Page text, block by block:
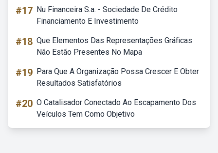
#17 Nu Financeira S.a. - Sociedade De Crédito
Financiamento E Investimento
#18 Que Elementos Das Representações Gráficas
Não Estão Presentes No Mapa
#19 Para Que A Organização Possa Crescer E Obter
Resultados Satisfatórios
#20 O Catalisador Conectado Ao Escapamento Dos
Veículos Tem Como Objetivo